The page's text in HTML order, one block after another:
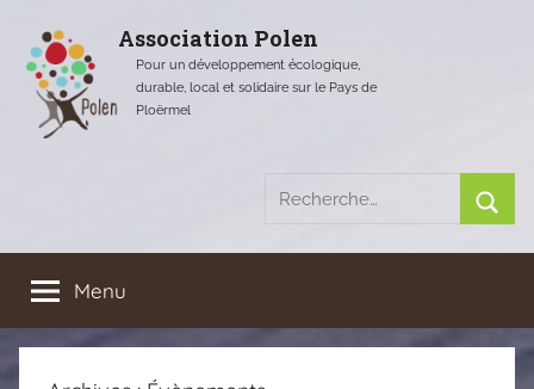
contenu
Association Polen
Pour un développement écologique,
durable, local et solidaire sur le Pays de
Ploërmel
Recherche
:
Menu